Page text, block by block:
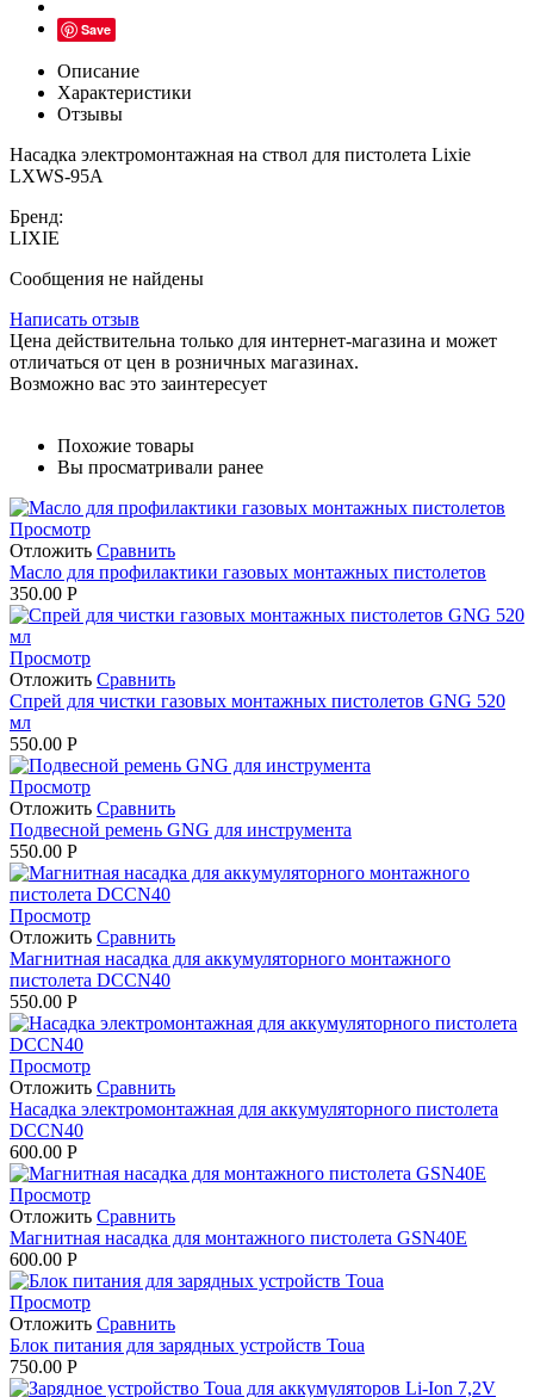
Save
Описание
Характеристики
Отзывы
Насадка электромонтажная на ствол для пистолета Lixie
LXWS-95A
Бренд:
LIXIE
Сообщения не найдены
Написать отзыв
Цена действительна только для интернет-магазина и может
отличаться от цен в розничных магазинах.
Возможно вас это заинтересует
Похожие товары
Вы просматривали ранее
Просмотр
Отложить Сравнить
Масло для профилактики газовых монтажных пистолетов
350.00 Р
Просмотр
Отложить Сравнить
Спрей для чистки газовых монтажных пистолетов GNG 520
мл
550.00 Р
Просмотр
Отложить Сравнить
Подвесной ремень GNG для инструмента
550.00 Р
Просмотр
Отложить Сравнить
Магнитная насадка для аккумуляторного монтажного
пистолета DCCN40
550.00 Р
Просмотр
Отложить Сравнить
Насадка электромонтажная для аккумуляторного пистолета
DCCN40
600.00 Р
Просмотр
Отложить Сравнить
Магнитная насадка для монтажного пистолета GSN40E
600.00 Р
Просмотр
Отложить Сравнить
Блок питания для зарядных устройств Toua
750.00 Р